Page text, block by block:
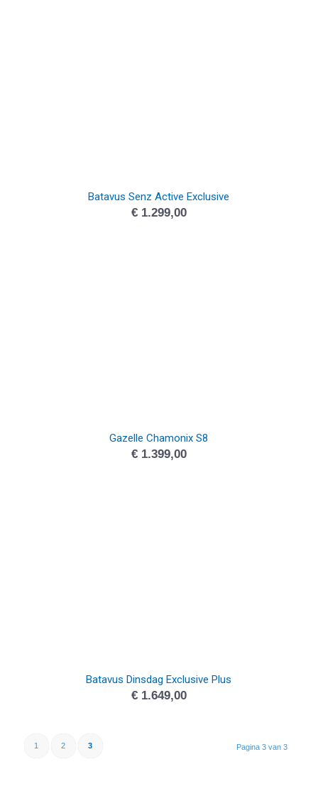
Batavus Senz Active Exclusive
€1.299,00
Gazelle Chamonix S8
€1.399,00
Batavus Dinsdag Exclusive Plus
€1.649,00
Pagina 3 van 3
1 2 3